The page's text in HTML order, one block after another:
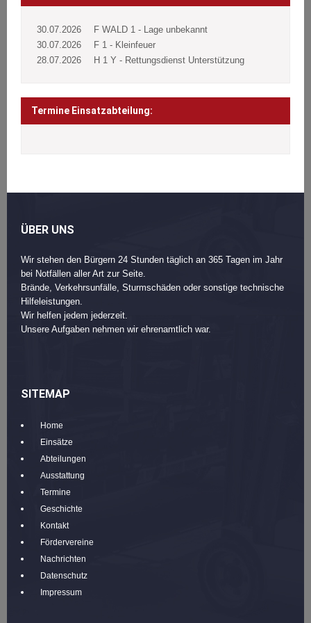
30.07.2026
F WALD 1 - Lage unbekannt
30.07.2026
F 1 - Kleinfeuer
28.07.2026
H 1 Y - Rettungsdienst Unterstützung
Termine Einsatzabteilung:
ÜBER UNS
Wir stehen den Bürgern 24 Stunden täglich an 365 Tagen im Jahr
bei Notfällen aller Art zur Seite.
Brände, Verkehrsunfälle, Sturmschäden oder sonstige technische
Hilfeleistungen.
Wir helfen jedem jederzeit.
Unsere Aufgaben nehmen wir ehrenamtlich war.
SITEMAP
Home
Einsätze
Abteilungen
Ausstattung
Termine
Geschichte
Kontakt
Fördervereine
Nachrichten
Datenschutz
Impressum